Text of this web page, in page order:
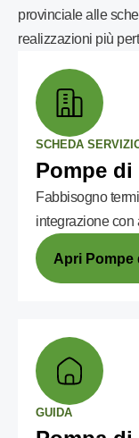
provinciale alle
realizzazioni più
SCHEDA
Pompe di
Fabbisogno
integrazione con
Apri Pompe
GUIDA